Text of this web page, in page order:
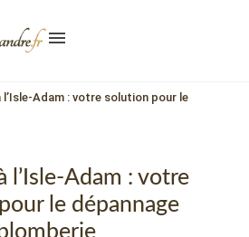
menu
l’Isle-Adam : votre solution pour le
l’Isle-Adam : votre
le dépannage